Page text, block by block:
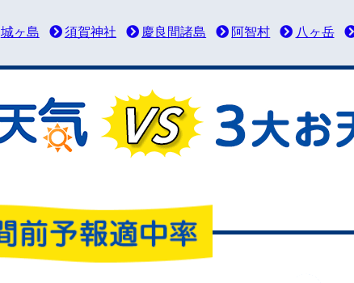
城ヶ島 須賀神社 慶良間諸島 阿智村 八ヶ岳